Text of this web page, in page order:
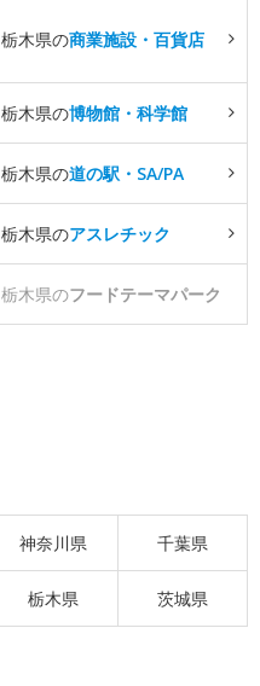
栃木県の商業施設・百貨店
栃木県の博物館・科学館
栃木県の道の駅・SA/PA
栃木県のアスレチック
栃木県のフードテーマパーク
神奈川県 千葉県
栃木県 茨城県